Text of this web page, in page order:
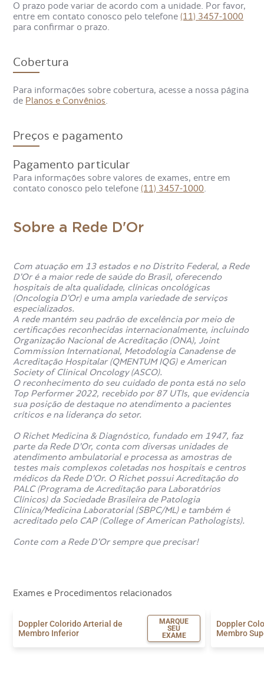
diagnósticos de artrites, até mesmo em fases iniciais;
acompanha a resposta ao tratamento com medicamentos;
e verifica o grau de atividade da doença.
tendões, além de guiar procedimentos como punções e
infiltrações.
O prazo pode variar de acordo com a unidade. Por favor,
entre em contato conosco pelo telefone(11) 3457-1000
para confirmar o prazo.
Cobertura
Para informações sobre cobertura, acesse a nossa página
de Planos e Convênios
Preços e pagamento
Pagamento particular
Para informações sobre valores de exames, entre em
contato conosco pelo telefone(11) 3457-1000
Sobre a Rede D'Or
Com atuação em 13 estados e no Distrito Federal, a Rede
D’Or é a maior rede de saúde do Brasil, oferecendo
hospitais de alta qualidade, clínicas oncológicas
(Oncologia D’Or) e uma ampla variedade de serviços
especializados.
A rede mantém seu padrão de excelência por meio de
certificações reconhecidas internacionalmente, incluindo
Organização Nacional de Acreditação (ONA), Joint
Commission International, Metodologia Canadense de
Acreditação Hospitalar (QMENTUM IQG) e American
Society of Clinical Oncology (ASCO).
O reconhecimento do seu cuidado de ponta está no selo
Top Performer 2022, recebido por 87 UTIs, que evidencia
sua posição de destaque no atendimento a pacientes
críticos e na liderança do setor.
O Richet Medicina & Diagnóstico, fundado em 1947, faz
parte da Rede D’Or, conta com diversas unidades de
atendimento ambulatorial e processa as amostras de
testes mais complexos coletadas nos hospitais e centros
médicos da Rede D’Or. O Richet possui Acreditação do
PALC (Programa de Acreditação para Laboratórios
Clínicos) da Sociedade Brasileira de Patologia
Clínica/Medicina Laboratorial (SBPC/ML) e também é
acreditado pelo CAP (College of American Pathologists).
Conte com a Rede D’Or sempre que precisar!
Exames e Procedimentos relacionados
Doppler Colorido Arterial de
Membro Inferior
MARQUE
SEU
EXAME
Doppler
Membro